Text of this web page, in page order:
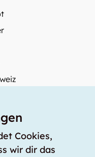
Cookies,
wir dir das